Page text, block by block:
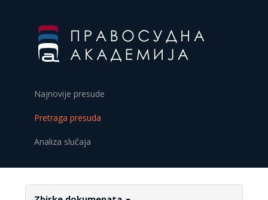
Najnovije presude
Pretraga presuda
Analiza slučaja